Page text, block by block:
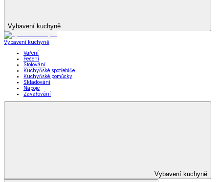
Vybavení kuchyně
Vybavení kuchyně
Vaření
Pečení
Stolování
Kuchyňské spotřebiče
Kuchyňské pomůcky
Skladování
Nápoje
Zavařování
Vybavení kuchyně